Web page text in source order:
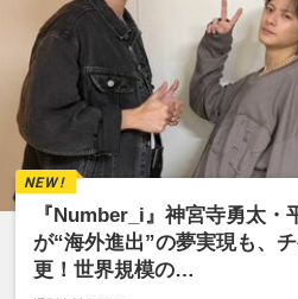
『Number_i』神宮寺勇太・
が“海外進出”の夢実現も、
更！世界規模の…